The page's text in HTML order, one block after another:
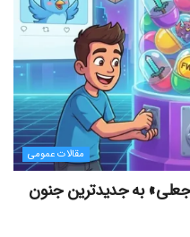
مقالات عمومی
به جدیدترین جنون